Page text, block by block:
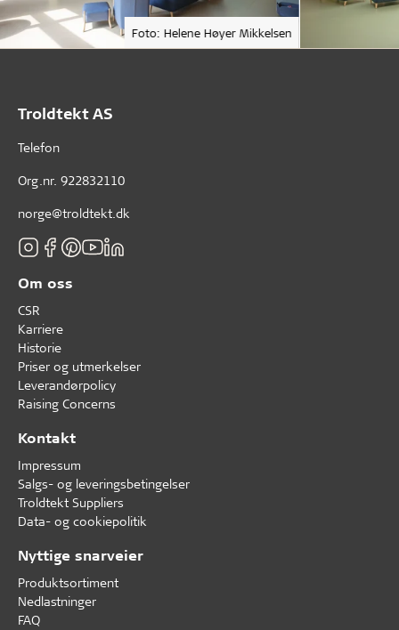
Foto: Helene Høyer Mikkelsen
Troldtekt AS
Telefon
Org.nr. 922832110
norge@troldtekt.dk
Om oss
CSR
Karriere
Historie
Priser og utmerkelser
Leverandørpolicy
Raising Concerns
Kontakt
Impressum
Salgs- og leveringsbetingelser
Troldtekt Suppliers
Data- og cookiepolitik
Nyttige snarveier
Produktsortiment
Nedlastninger
FAQ